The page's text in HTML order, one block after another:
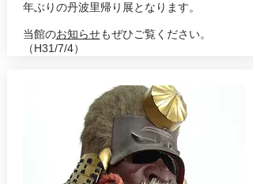
年ぶりの丹波里帰り展となります。
当館のお知らせもぜひご覧ください。
（H31/7/4）